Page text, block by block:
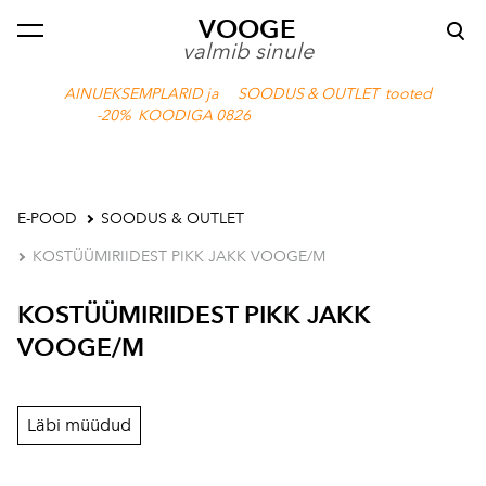
VOOGE
valmib sinule
AINUEKSEMPLARID ja SOODUS & OUTLET tooted
-20% KOODIGA 0826
lisati ostukorvi. Vaata ostukorvi
E-POOD SOODUS & OUTLET
KOSTÜÜMIRIIDEST PIKK JAKK VOOGE/M
KOSTÜÜMIRIIDEST PIKK JAKK
VOOGE/M
Läbi müüdud